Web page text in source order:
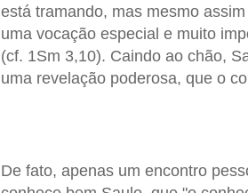
está tramando, mas mesmo
uma vocação especial e muito
(cf. 1Sm 3,10). Caindo ao chão,
uma revelação poderosa, que o
De fato, apenas um encontro